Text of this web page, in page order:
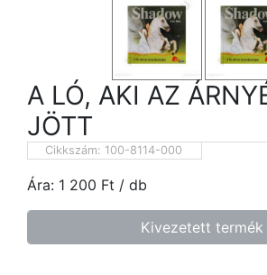
A LÓ, AKI AZ
JÖTT
Cikkszám: 100-8114-000
Ára: 1 200 Ft / db
Kivezetett termék